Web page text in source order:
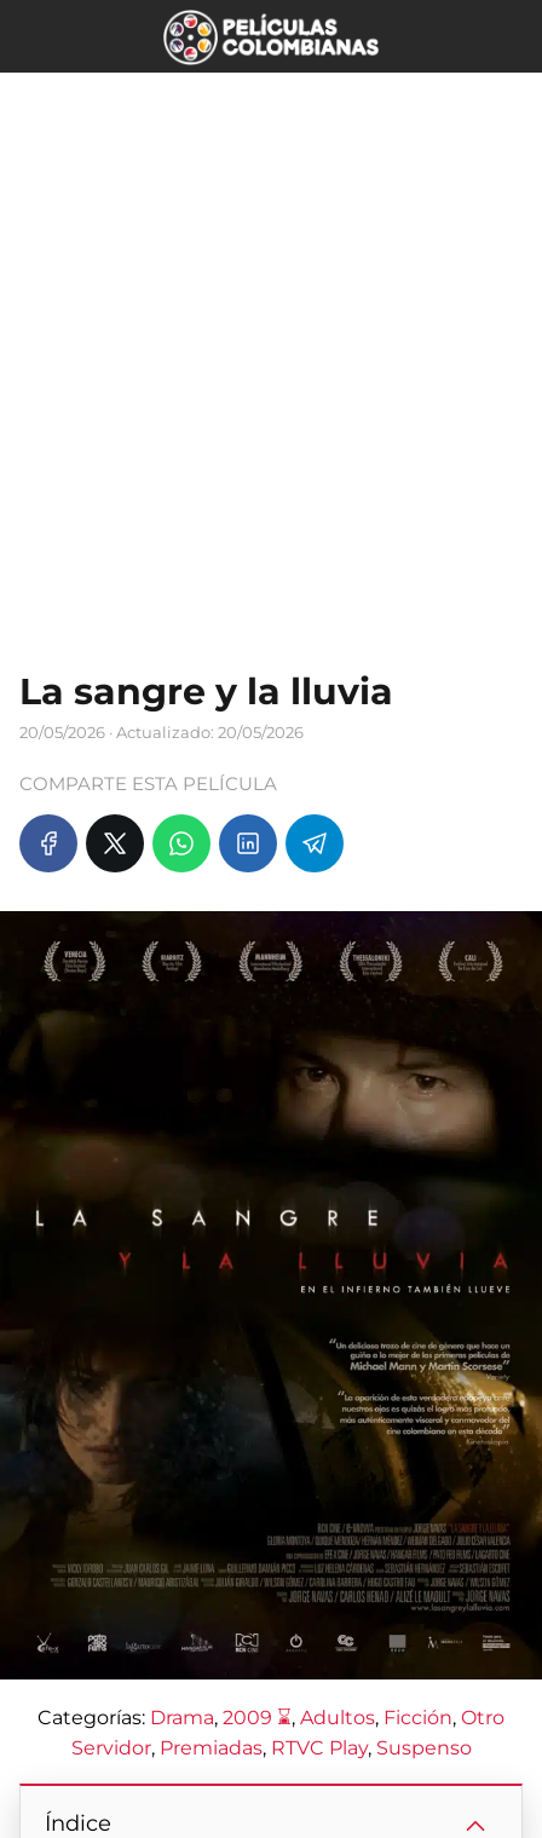
La sangre y la lluvia
20/05/2026 · Actualizado: 20/05/2026
COMPARTE ESTA PELÍCULA
Categorías: Drama, 2009 ⌛, Adultos, Ficción, Otro
Servidor, Premiadas, RTVC Play, Suspenso
Índice